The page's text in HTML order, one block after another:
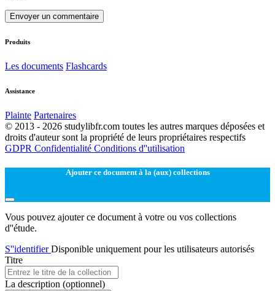
Envoyer un commentaire
Produits
Les documents Flashcards
Assistance
Plainte Partenaires
© 2013 - 2026 studylibfr.com toutes les autres marques déposées et
droits d'auteur sont la propriété de leurs propriétaires respectifs
GDPR Confidentialité Conditions d''utilisation
Ajouter ce document à la (aux) collections
Vous pouvez ajouter ce document à votre ou vos collections
d''étude.
S''identifierDisponible uniquement pour les utilisateurs autorisés
Titre
La description (optionnel)